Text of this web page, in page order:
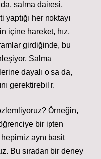
salma dairesi,
her noktayı
içine hareket, hız,
girdiğinde, bu
Salma
dayalı olsa da,
gerektirebilir.
Örneğin,
bir ipten
aynı basit
Bu sıradan bir deney